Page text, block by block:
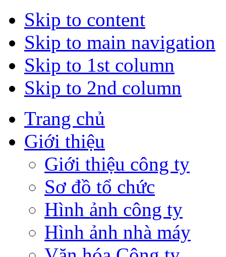
Skip to content
Skip to main navigation
Skip to 1st column
Skip to 2nd column
Trang chủ
Giới thiệu
Giới thiệu công ty
Sơ đồ tổ chức
Hình ảnh công ty
Hình ảnh nhà máy